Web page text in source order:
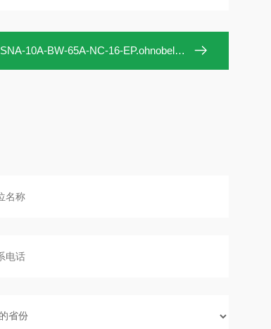
SNA-10A-BW-65A-NC-16-EP.ohnobellows手动阀SNA-10A-BW-65A-NC-16-EP